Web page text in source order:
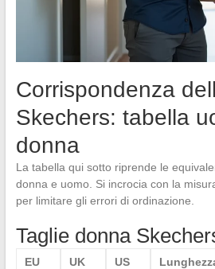
Corrispondenza
Skechers: tabella
donna
La tabella qui sotto riprende le
donna e uomo. Si incrocia con la
per limitare gli errori di ordinazione.
Taglie donna
EU UK US